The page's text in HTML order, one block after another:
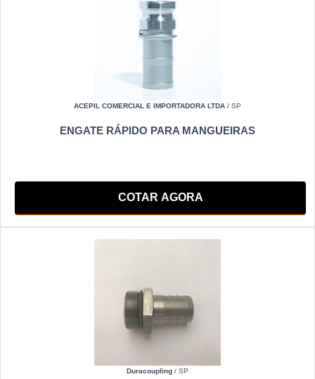
ACEPIL COMERCIAL E IMPORTADORA LTDA / SP
ENGATE RÁPIDO PARA MANGUEIRAS
COTAR AGORA
Duracoupling / SP